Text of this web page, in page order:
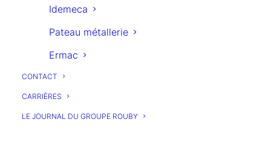
Idemeca
Pateau métallerie
Ermac
CONTACT
CARRIÈRES
LE JOURNAL DU GROUPE ROUBY